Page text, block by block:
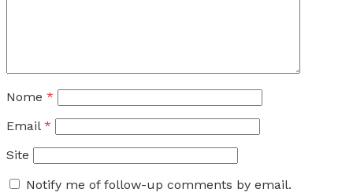
Nome *
Email *
Site
Notify me of follow-up comments by email.